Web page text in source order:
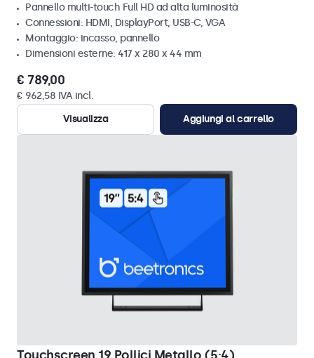
Pannello multi-touch Full HD ad alta luminosità
Connessioni: HDMI, DisplayPort, USB-C, VGA
Montaggio: incasso, pannello
Dimensioni esterne: 417 x 280 x 44 mm
€ 789,00
€ 962,58 IVA incl.
Visualizza
Aggiungi al carrello